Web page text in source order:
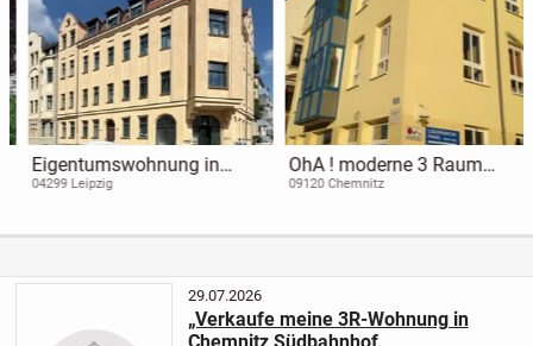
Eigentumswohnung in
Leipzig-Stötteritz
04299 Leipzig
OhA ! moderne 3 Raum
Wohnung in zentraler Lage
09120 Chemnitz
29.07.2026
„Verkaufe meine 3R-Wohnung in